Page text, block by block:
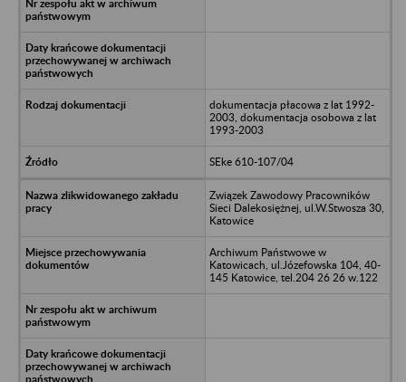
dokumentacja płacowa z lat 1992-
2003, dokumentacja osobowa z lat
1993-2003
SEke 610-107/04
Związek Zawodowy Pracowników
Sieci Dalekosiężnej, ul.W.Stwosza 30,
Katowice
Archiwum Państwowe w
Katowicach, ul.Józefowska 104, 40-
145 Katowice, tel.204 26 26 w.122